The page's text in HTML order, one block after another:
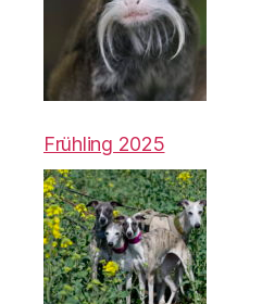
Frühling 2025